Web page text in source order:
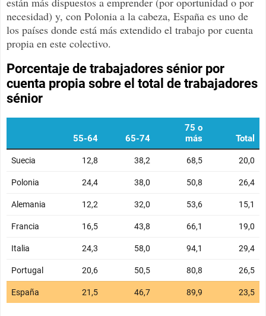
necesidad) y, con Polonia a la cabeza, España es uno de
los países donde está más extendido el trabajo por cuenta
propia en este colectivo.